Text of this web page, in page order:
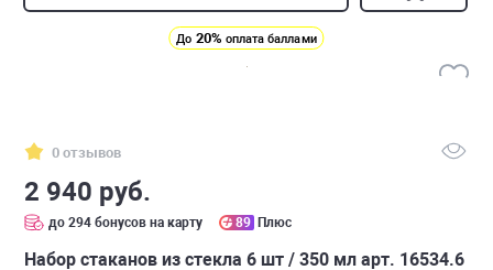
До 20% оплата баллами
0 отзывов
2 940 руб.
до 294 бонусов на карту 89 Плюс
Набор стаканов из стекла 6 шт / 350 мл арт. 16534.6